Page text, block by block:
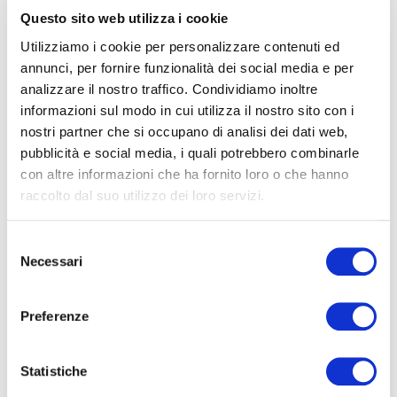
Questo sito web utilizza i cookie
Utilizziamo i cookie per personalizzare contenuti ed
annunci, per fornire funzionalità dei social media e per
analizzare il nostro traffico. Condividiamo inoltre
informazioni sul modo in cui utilizza il nostro sito con i
nostri partner che si occupano di analisi dei dati web,
pubblicità e social media, i quali potrebbero combinarle
con altre informazioni che ha fornito loro o che hanno
raccolto dal suo utilizzo dei loro servizi.
Necessari
Preferenze
Statistiche
allontanamento
volatili
allontanamento volatili
milano bonifica guano piccione
bonifica
guano piccioni
bonifiche da guano
piccioni
escrementi dei piccioni dai